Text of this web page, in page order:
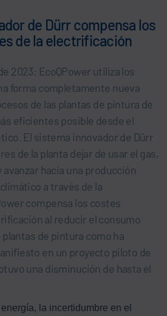
de Dürr compensa los
de la electrificación
2023: EcoQPower utiliza los
forma completamente nueva
de las plantas de pintura de
eficientes posible desde el
El sistema innovador de Dürr
de la planta dejar de usar el gas,
hacia una producción
a través de la
compensa los costes
al reducir el consumo
de pintura como ha
en un proyecto piloto de
una disminución de hasta el
la incertidumbre en el